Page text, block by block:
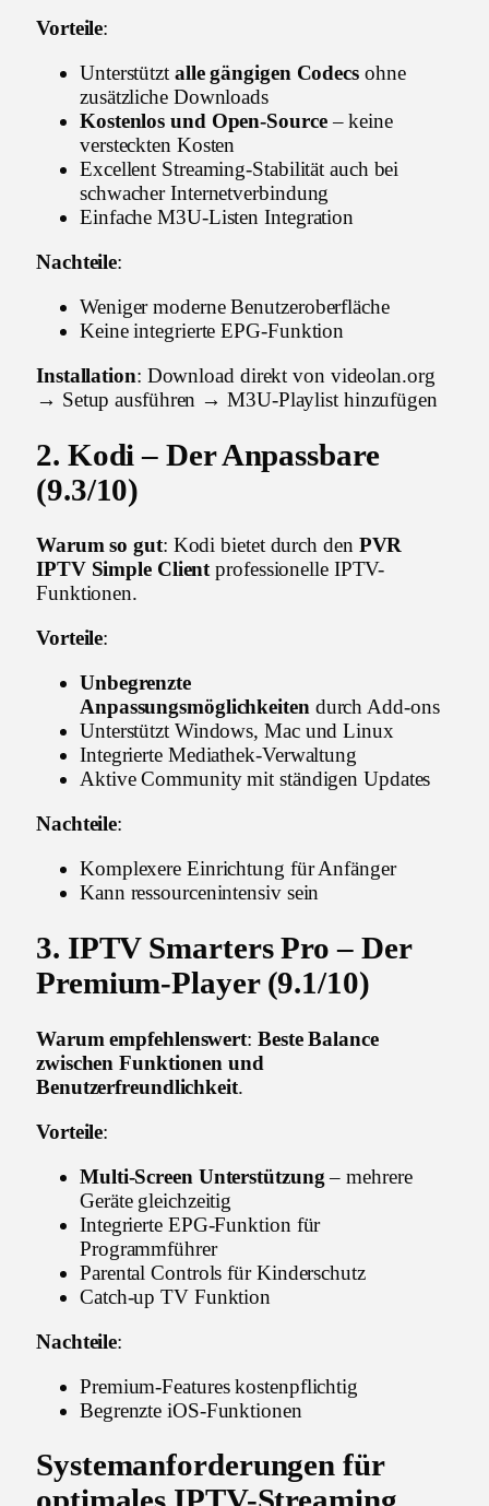
Vorteile:
Unterstützt alle gängigen Codecsohne
zusätzliche Downloads
Kostenlos und Open-Source– keine
versteckten Kosten
Excellent Streaming-Stabilität auch bei
schwacher Internetverbindung
Einfache M3U-Listen Integration
Nachteile:
Weniger moderne Benutzeroberfläche
Keine integrierte EPG-Funktion
Installation: Download direkt von videolan.org
→ Setup ausführen → M3U-Playlist hinzufügen
2. Kodi – Der Anpassbare
(9.3/10)
Warum so gut: Kodi bietet durch den PVR
IPTV Simple Clientprofessionelle IPTV-
Funktionen.
Vorteile:
Unbegrenzte
Anpassungsmöglichkeitendurch Add-ons
Unterstützt Windows, Mac und Linux
Integrierte Mediathek-Verwaltung
Aktive Community mit ständigen Updates
Nachteile:
Komplexere Einrichtung für Anfänger
Kann ressourcenintensiv sein
3. IPTV Smarters Pro – Der
Premium-Player (9.1/10)
Warum empfehlenswert: Beste Balance
zwischen Funktionen und
Benutzerfreundlichkeit.
Vorteile:
Multi-Screen Unterstützung– mehrere
Geräte gleichzeitig
Integrierte EPG-Funktion für
Programmführer
Parental Controls für Kinderschutz
Catch-up TV Funktion
Nachteile:
Premium-Features kostenpflichtig
Begrenzte iOS-Funktionen
Systemanforderungen für